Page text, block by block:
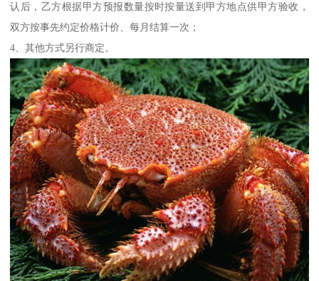
认后，乙方根据甲方预报数量按时按量送到甲方地点供甲方验收，
双方按事先约定价格计价、每月结算一次；
4、其他方式另行商定。